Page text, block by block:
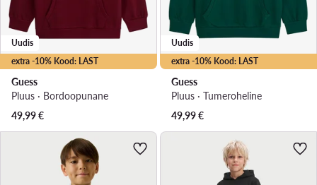
extra -10% Kood: LAST
Uudis
Guess
Pluus · Bordoopunane
49,99€
extra -10% Kood: LAST
Uudis
Guess
Pluus · Tumeroheline
49,99€